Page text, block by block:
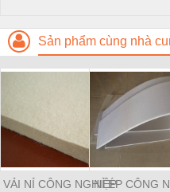
Sản phẩm cùng nhà
VẢI NỈ CÔNG NGHIỆPNỈ ÉP CÔNG